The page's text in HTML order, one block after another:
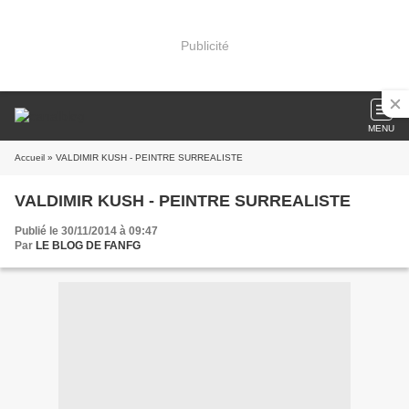
Publicité
MENU
Accueil » VALDIMIR KUSH - PEINTRE SURREALISTE
VALDIMIR KUSH - PEINTRE SURREALISTE
Publié le 30/11/2014 à 09:47
Par LE BLOG DE FANFG